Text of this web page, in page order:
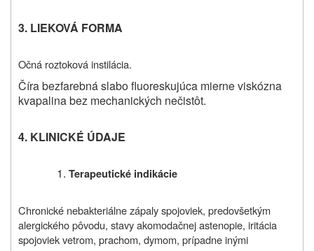
3. LIEKOVÁ FORMA
Očná roztoková instilácia.
Číra bezfarebná slabo fluoreskujúca mierne viskózna
kvapalina bez mechanických nečistôt.
4. KLINICKÉ ÚDAJE
Terapeutické indikácie
Chronické nebakteriálne zápaly spojoviek, predovšetkým
alergického pôvodu, stavy akomodačnej astenopie, iritácia
spojoviek vetrom, prachom, dymom, prípadne inými